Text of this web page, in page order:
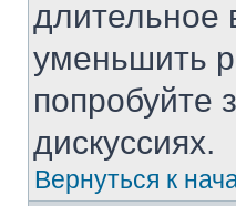
длительное
уменьшить
попробуйте
дискуссиях.
Вернуться к